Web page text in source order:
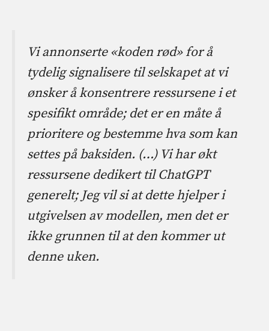
Vi annonserte «koden rød» for å
tydelig signalisere til selskapet at vi
ønsker å konsentrere ressursene i et
spesifikt område; det er en måte å
prioritere og bestemme hva som kan
settes på baksiden. (…) Vi har økt
ressursene dedikert til ChatGPT
generelt; Jeg vil si at dette hjelper i
utgivelsen av modellen, men det er
ikke grunnen til at den kommer ut
denne uken.